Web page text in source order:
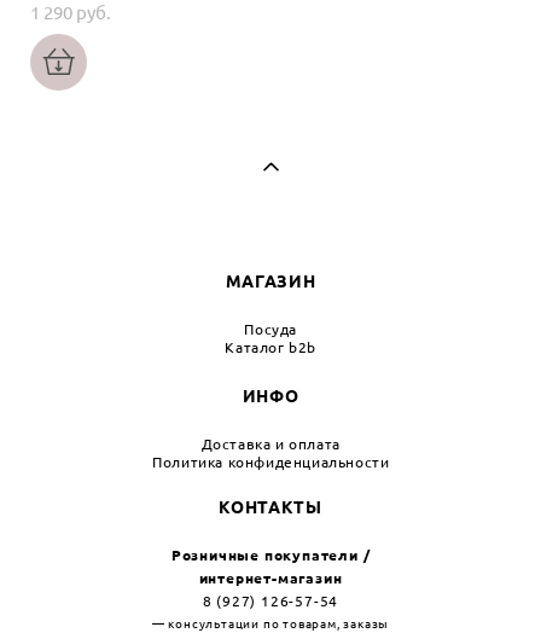
1 290 pуб.
МАГАЗИН
Посуда
Каталог b2b
ИНФО
Доставка и оплата
Политика конфиденциальности
КОНТАКТЫ
Розничные покупатели /
интернет-магазин
8 (927) 126-57-54
— консультации по товарам, заказы